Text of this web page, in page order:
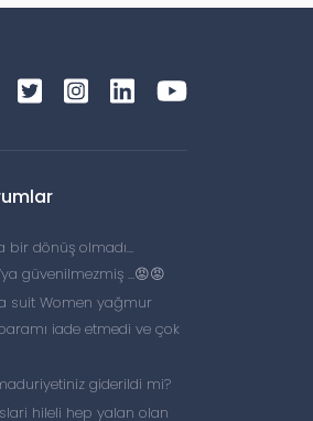
bir dönüş olmadı…
güvenilmezmiş …😡😡
suit Women yağmur
iade etmedi ve çok
giderildi mi?
hileli hep yalan olan